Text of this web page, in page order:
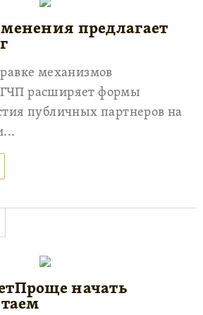
предлагает
механизмов
расширяет формы
публичных партнеров на
начать